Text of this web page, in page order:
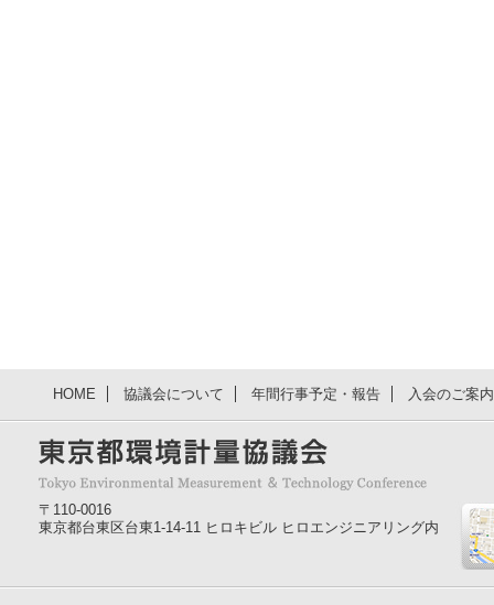
HOME 協議会について 年間行事予定・報告 入会のご案
〒110-0016
東京都台東区台東1-14-11 ヒロキビル ヒロエンジニアリング内